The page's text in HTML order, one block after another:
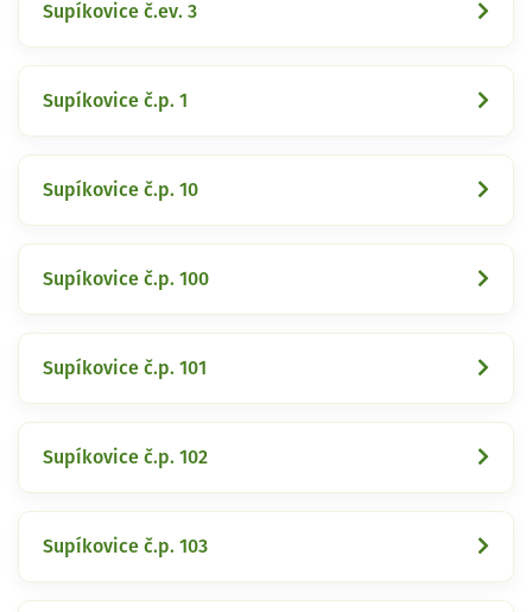
Supíkovice č.ev. 3
Supíkovice č.p. 1
Supíkovice č.p. 10
Supíkovice č.p. 100
Supíkovice č.p. 101
Supíkovice č.p. 102
Supíkovice č.p. 103